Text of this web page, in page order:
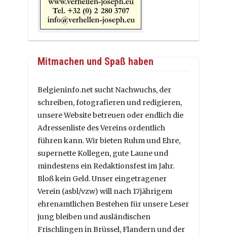
Mitmachen und Spaß haben
Belgieninfo.net sucht Nachwuchs, der
schreiben, fotografieren und redigieren,
unsere Website betreuen oder endlich die
Adressenliste des Vereins ordentlich
führen kann. Wir bieten Ruhm und Ehre,
supernette Kollegen, gute Laune und
mindestens ein Redaktionsfest im Jahr.
Bloß kein Geld. Unser eingetragener
Verein (asbl/vzw) will nach 17jährigem
ehrenamtlichen Bestehen für unsere Leser
jung bleiben und ausländischen
Frischlingen in Brüssel, Flandern und der